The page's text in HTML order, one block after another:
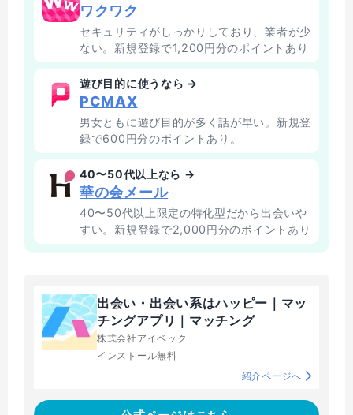
ワクワク
セキュリティがしっかりしており、業者が少
ない。新規登録で1,200円分のポイントあり
遊び目的に使うなら →
PCMAX
男女ともに遊び目的が多く話が早い。新規登
録で600円分のポイントあり。
40〜50代以上なら →
華の会メール
40〜50代以上限定の特化型だから出会いや
すい。新規登録で2,000円分のポイントあり
出会い・出会い系はハッピー｜マッ
チングアプリ｜マッチング
株式会社アイベック
インストール無料
紹介ページへ